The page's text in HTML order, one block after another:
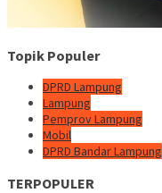
Topik Populer
DPRD Lampung
Lampung
Pemprov Lampung
Mobil
DPRD Bandar Lampung
TERPOPULER